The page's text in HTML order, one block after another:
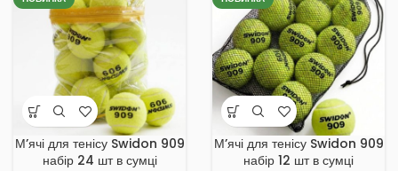
М’ячі для тенісу Swidon 909
набір 24 шт в сумці
М’ячі для тенісу Swidon 909
набір 12 шт в сумці